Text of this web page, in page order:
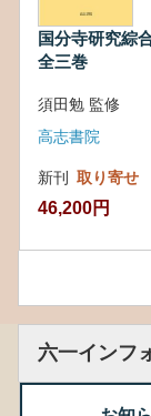
国分寺研究綜
全三巻
須田勉 監修
高志書院
新刊 取り寄せ
46,200円
六一インフ